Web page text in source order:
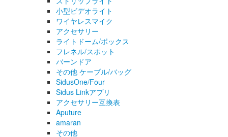
小型ビデオライト
ワイヤレスマイク
アクセサリー
ライトドーム/ボックス
フレネル/スポット
バーンドア
その他 ケーブル/バッグ
SidusOne/Four
Sidus Linkアプリ
アクセサリー互換表
Aputure
amaran
その他